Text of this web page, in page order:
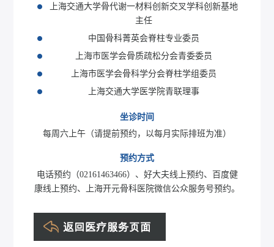
上海交通大学骨代谢一材料创新交叉学科创新基地
主任
中国骨科菁英会脊柱专业委员
上海市医学会骨质疏松分会青委委员
上海市医学会骨科学分会脊柱学组委员
上海交通大学医学院青联理事
坐诊时间
每周六上午（请提前预约，以每月实际排班为准）
预约方式
电话预约（02161463466）、好大夫线上预约、百度健
康线上预约、上海开元骨科医院微信公众服务号预约。